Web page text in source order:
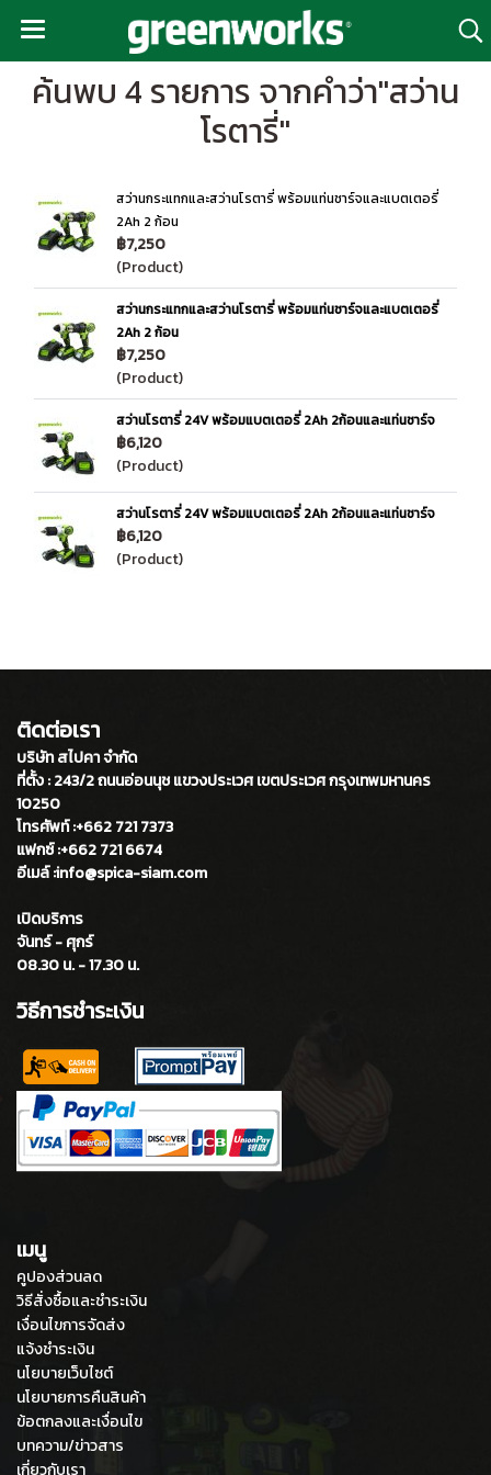
ค้นพบ 4 รายการ จากคำว่า"สว่าน
โรตารี่"
สว่านกระแทกและสว่านโรตารี่ พร้อมแท่นชาร์จและแบตเตอรี่
2Ah 2 ก้อน
฿7,250
(Product)
สว่านกระแทกและสว่านโรตารี่ พร้อมแท่นชาร์จและแบตเตอรี่
2Ah 2 ก้อน
฿7,250
(Product)
สว่านโรตารี่ 24V พร้อมแบตเตอรี่ 2Ah 2ก้อนและแท่นชาร์จ
฿6,120
(Product)
สว่านโรตารี่ 24V พร้อมแบตเตอรี่ 2Ah 2ก้อนและแท่นชาร์จ
฿6,120
(Product)
ติดต่อเรา
บริษัท สไปคา จำกัด
ที่ตั้ง : 243/2 ถนนอ่อนนุช แขวงประเวศ เขตประเวศ กรุงเทพมหานคร
10250
โทรศัพท์ :+662 721 7373
แฟกซ์ :+662 721 6674
อีเมล์ :info@spica-siam.com
เปิดบริการ
จันทร์ - ศุกร์
08.30 น. - 17.30 น.
วิธีการชำระเงิน
เมนู
คูปองส่วนลด
วิธีสั่งซื้อและชำระเงิน
เงื่อนไขการจัดส่ง
แจ้งชำระเงิน
นโยบายเว็บไซต์
นโยบายการคืนสินค้า
ข้อตกลงและเงื่อนไข
บทความ/ข่าวสาร
เกี่ยวกับเรา